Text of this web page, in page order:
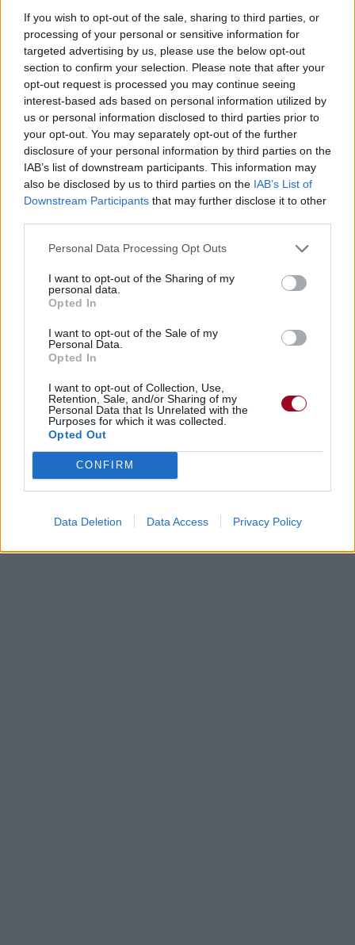
If you wish to opt-out of the sale, sharing to third parties, or
processing of your personal or sensitive information for
targeted advertising by us, please use the below opt-out
section to confirm your selection. Please note that after your
opt-out request is processed you may continue seeing
interest-based ads based on personal information utilized by
us or personal information disclosed to third parties prior to
your opt-out. You may separately opt-out of the further
disclosure of your personal information by third parties on the
IAB’s list of downstream participants. This information may
also be disclosed by us to third parties on the IAB’s List of
Downstream Participants that may further disclose it to other
Personal Data Processing Opt Outs
I want to opt-out of the Sharing of my
personal data.
Opted In
I want to opt-out of the Sale of my
Personal Data.
Opted In
I want to opt-out of Collection, Use,
Retention, Sale, and/or Sharing of my
Personal Data that Is Unrelated with the
Purposes for which it was collected.
Opted Out
CONFIRM
Data Deletion Data Access Privacy Policy